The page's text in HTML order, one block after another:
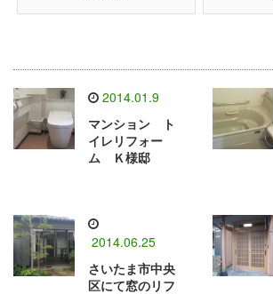
2014.01.9
マンション ト
イレリフォー
ム Ｋ様邸
2014.06.25
さいたま市中央
区にて窓のリフ